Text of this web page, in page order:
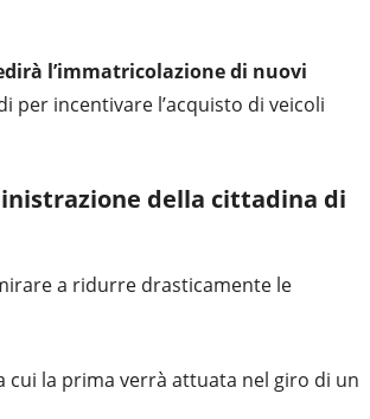
l’immatricolazione di nuovi
per incentivare l’acquisto di veicoli
della cittadina di
a ridurre drasticamente le
la prima verrà attuata nel giro di un